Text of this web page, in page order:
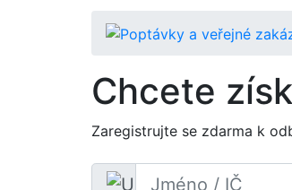
Chcete
Zaregistrujte se zdarma k